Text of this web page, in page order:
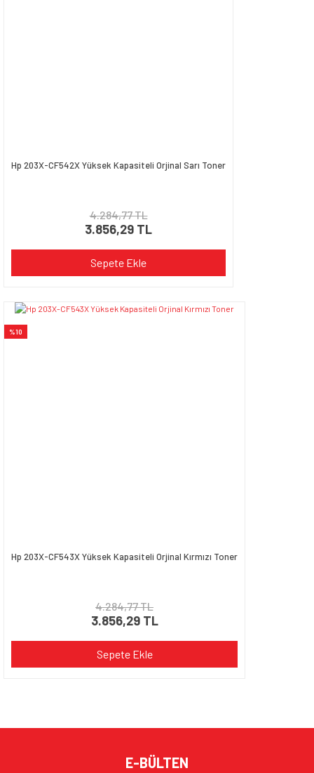
Hp 203X-CF542X Yüksek Kapasiteli Orjinal Sarı Toner
4.284,77 TL
3.856,29 TL
Sepete Ekle
%10
Hp 203X-CF543X Yüksek Kapasiteli Orjinal Kırmızı Toner
4.284,77 TL
3.856,29 TL
Sepete Ekle
E-BÜLTEN